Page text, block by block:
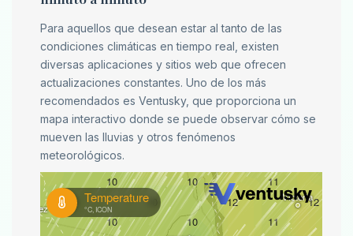
Para aquellos que desean estar al tanto de las
condiciones climáticas en tiempo real, existen
diversas aplicaciones y sitios web que ofrecen
actualizaciones constantes. Uno de los más
recomendados es Ventusky, que proporciona un
mapa interactivo donde se puede observar cómo se
mueven las lluvias y otros fenómenos
meteorológicos.